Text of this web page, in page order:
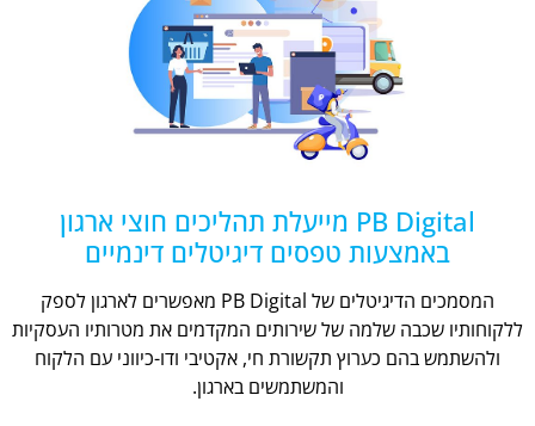
PB Digital מייעלת תהליכים חוצי ארגון
באמצעות טפסים דיגיטלים דינמיים
המסמכים הדיגיטלים של PB Digital מאפשרים לארגון לספק
ללקוחותיו שכבה שלמה של שירותים המקדמים את מטרותיו העסקיות
ולהשתמש בהם כערוץ תקשורת חי, אקטיבי ודו-כיווני עם הלקוח
והמשתמשים בארגון.